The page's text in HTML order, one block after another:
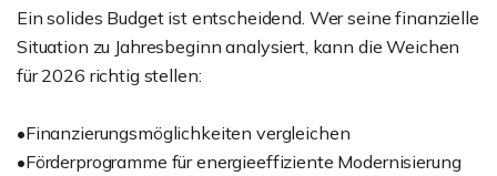
Ein solides Budget ist entscheidend. Wer seine finanzielle
Situation zu Jahresbeginn analysiert, kann die Weichen
für 2026 richtig stellen:
•Finanzierungsmöglichkeiten vergleichen
•Förderprogramme für energieeffiziente Modernisierung